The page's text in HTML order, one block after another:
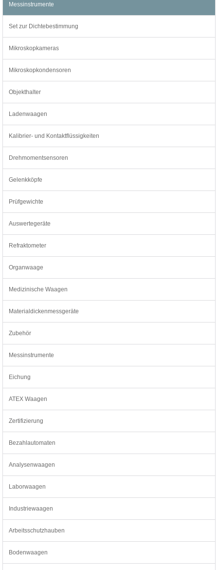
Messinstrumente
Set zur Dichtebestimmung
Mikroskopkameras
Mikroskopkondensoren
Objekthalter
Ladenwaagen
Kalibrier- und Kontaktflüssigkeiten
Drehmomentsensoren
Gelenkköpfe
Prüfgewichte
Auswertegeräte
Refraktometer
Organwaage
Medizinische Waagen
Materialdickenmessgeräte
Zubehör
Messinstrumente
Eichung
ATEX Waagen
Zertifizierung
Bezahlautomaten
Analysenwaagen
Laborwaagen
Industriewaagen
Arbeitsschutzhauben
Bodenwaagen